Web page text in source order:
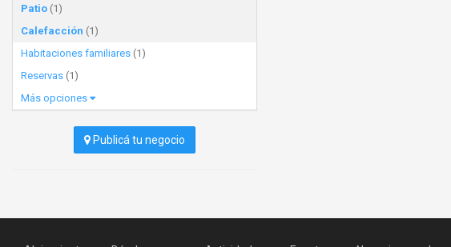
Patio (1)
Calefacción (1)
Habitaciones familiares (1)
Reservas (1)
Más opciones
Publicá tu negocio